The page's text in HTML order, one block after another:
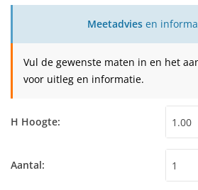
Meetadviesen
Vul de gewenste maten in en het
voor uitleg en informatie.
H Hoogte:
Aantal: